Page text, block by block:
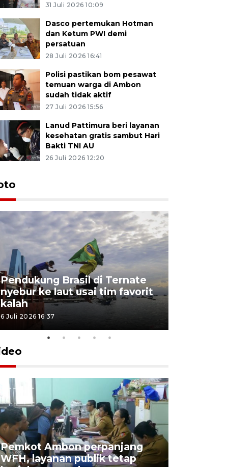
31 Juli 2026 10:09
Dasco pertemukan Hotman
dan Ketum PWI demi
persatuan
28 Juli 2026 16:41
Polisi pastikan bom pesawat
temuan warga di Ambon
sudah tidak aktif
27 Juli 2026 15:56
Lanud Pattimura beri layanan
kesehatan gratis sambut Hari
Bakti TNI AU
26 Juli 2026 12:20
Pendukung Brasil di Ternate
nyebur ke laut usai tim favorit
kalah
6 Juli 2026 16:37
Pemkot Ambon perpanjang
WFH, layanan publik tetap